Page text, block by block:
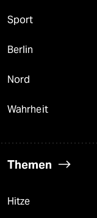
Sport
Berlin
Nord
Wahrheit
Themen
Hitze